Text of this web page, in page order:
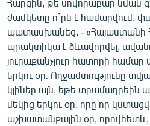
Հարցին, թե սովորաբար նման
ժամկետը ո՞րն է համարվում,
պատասխանեց. - «Հայաստանի
պրակտիկա է ձևավորվել,
յուրաքանչյուր հատորի համար
երկու օր։ Ողջամտությունը
կլիներ այն, եթե տրամադրեին
մեկից երկու օր, որը որ
աշխատանքային օր,